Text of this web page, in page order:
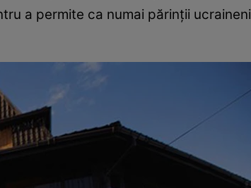
a permite ca numai părinţii ucraineni